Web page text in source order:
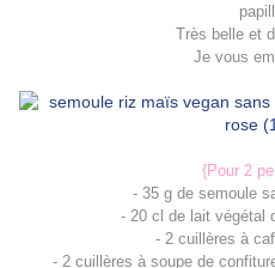
Très belle et
Je vous
{Pour 2
- 35 g de semoule
- 20 cl de lait végétal
- 2 cuillères à
- 2 cuillères à soupe de